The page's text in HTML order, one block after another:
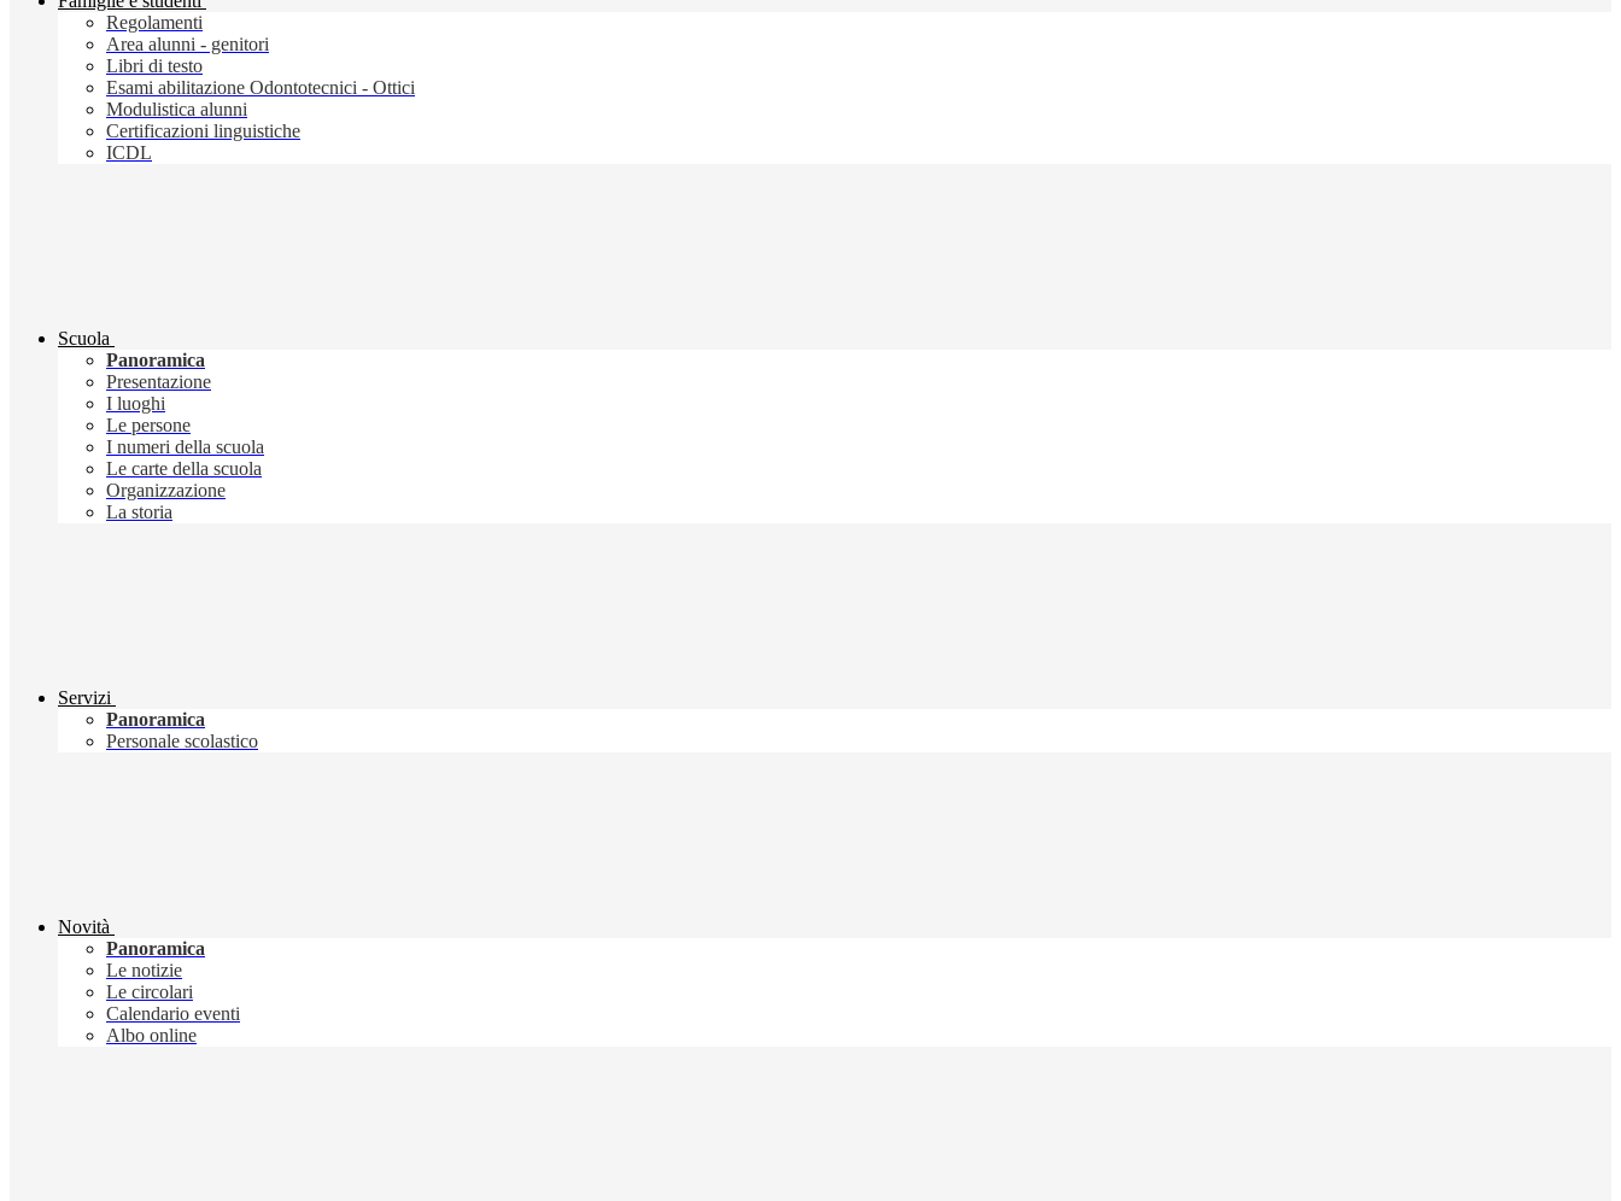
Regolamenti
Area alunni - genitori
Libri di testo
Esami abilitazione Odontotecnici - Ottici
Modulistica alunni
Certificazioni linguistiche
ICDL
Scuola
Panoramica
Presentazione
I luoghi
Le persone
I numeri della scuola
Le carte della scuola
Organizzazione
La storia
Servizi
Panoramica
Personale scolastico
Novità
Panoramica
Le notizie
Le circolari
Calendario eventi
Albo online